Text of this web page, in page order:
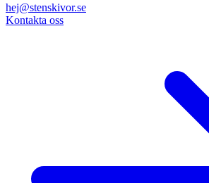
hej@stenskivor.se
Kontakta oss